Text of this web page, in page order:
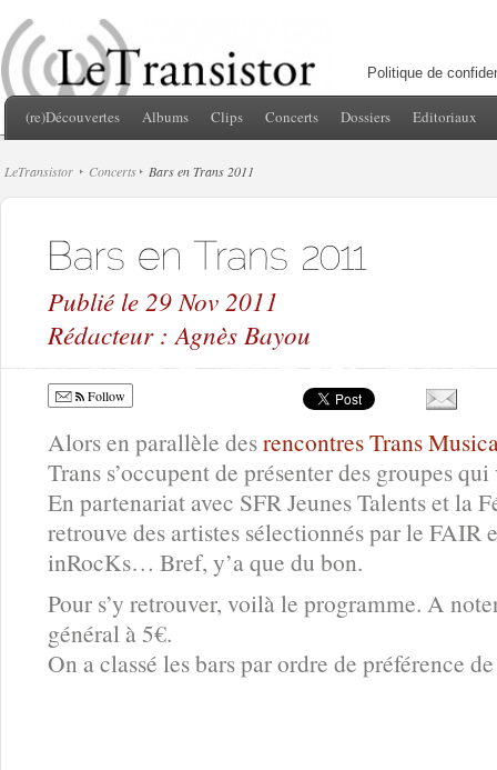
Politique de
(re)Découvertes Albums Clips Concerts Dossiers Editoriaux
LeTransistor Concerts Bars en Trans 2011
Publié le 29 Nov 2011
Rédacteur : Agnès Bayou
Follow
Alors en parallèle desrencontres Trans
Trans s’occupent de présenter des groupes
En partenariat avec SFR Jeunes Talents et la
retrouve des artistes sélectionnés par le FAIR
inRocKs… Bref, y’a que du bon.
Pour s’y retrouver, voilà le programme. A
général à 5€.
On a classé les bars par ordre de préférence